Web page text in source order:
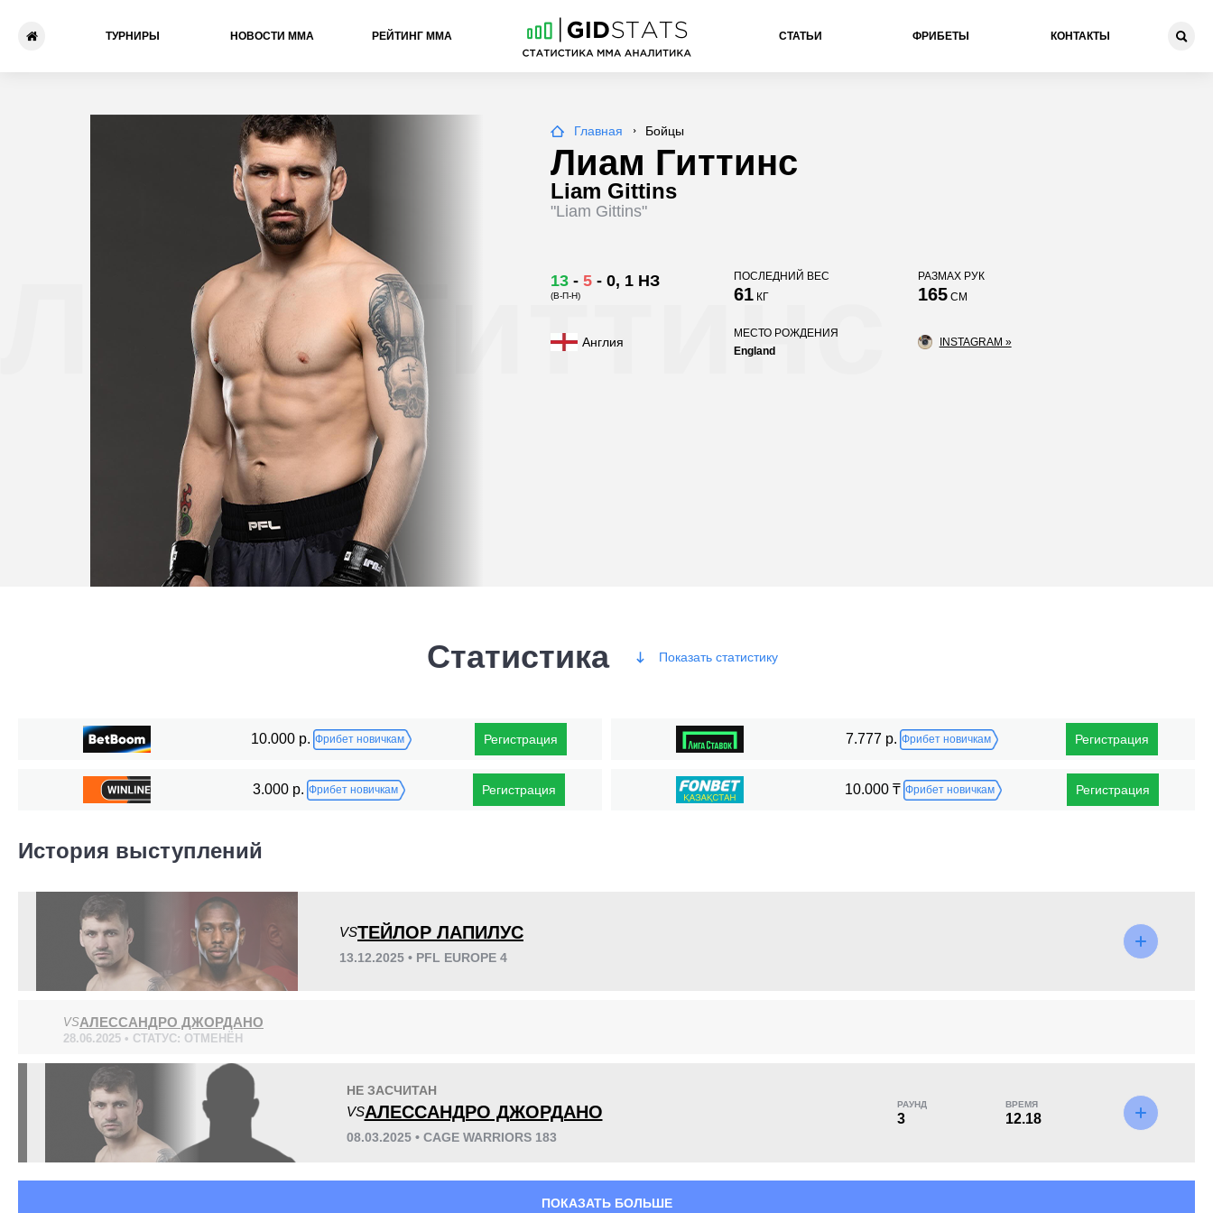
ТУРНИРЫ НОВОСТИ ММА РЕЙТИНГ ММА СТАТЬИ ФРИБЕТЫ КОНТАКТЫ
Лиам Гиттинс
Главная Бойцы
Лиам Гиттинс
Liam Gittins
"Liam Gittins"
13 - 5 - 0, 1 НЗ
(В-П-Н)
ПОСЛЕДНИЙ ВЕС
61 КГ
РАЗМАХ РУК
165СМ
Англия
МЕСТО РОЖДЕНИЯ
England
INSTAGRAM »
Статистика Показатьстатистику
7(54%)
Поражения
Статистика боев по организациям
Организация
2
SMFC
10.000 р. Фрибет новичкам Регистрация 7.777 р. Фрибет новичкам Регистрация
3.000 р. Фрибет новичкам Регистрация 10.000 ₸ Фрибет новичкам Регистрация
История выступлений
VSТЕЙЛОР ЛАПИЛУС
13.12.2025 • PFL EUROPE 4
VSАЛЕССАНДРО ДЖОРДАНО
28.06.2025 • СТАТУС: ОТМЕНЁН
НЕ ЗАСЧИТАН
VSАЛЕССАНДРО ДЖОРДАНО
08.03.2025 • CAGE WARRIORS 183
РАУНД
3
ВРЕМЯ
12.18
ПОКАЗАТЬ БОЛЬШЕ